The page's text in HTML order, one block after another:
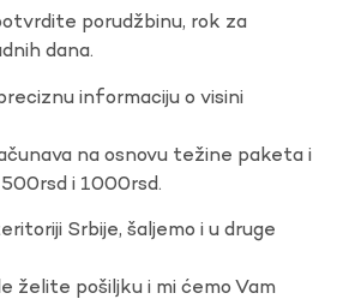
porudžbinu, rok za
dana.
informaciju o visini
na osnovu težine paketa i
i 1000rsd.
Srbije, šaljemo i u druge
želite pošiljku i mi ćemo Vam